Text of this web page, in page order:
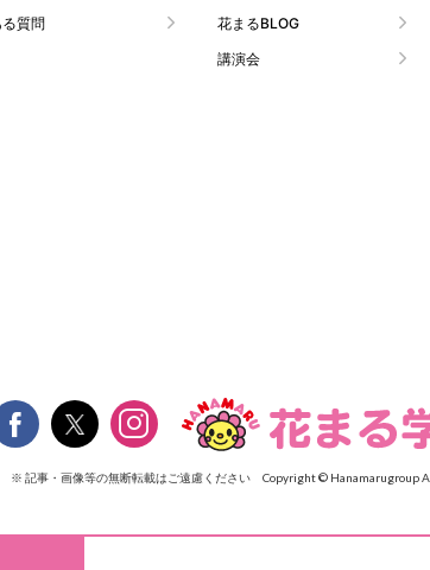
質問
花まるBLOG
講演会

※ 記事・画像等の無断転載はご遠慮ください Copyright © Hanamarugroup